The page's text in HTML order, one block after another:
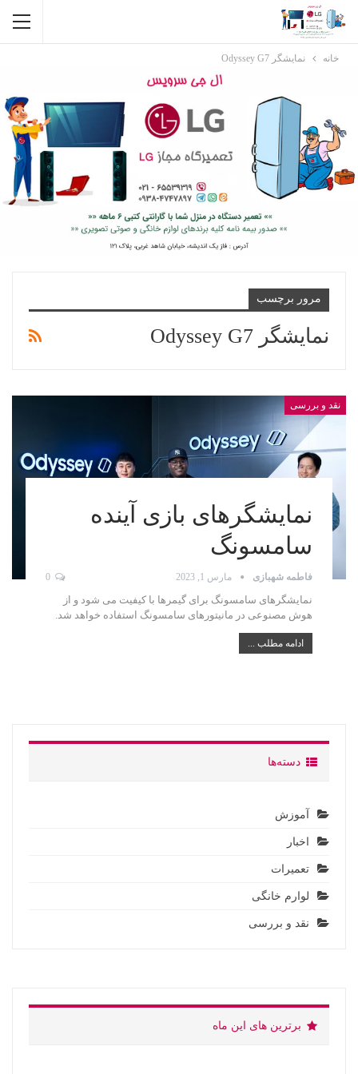
خانه نمایشگر Odyssey G7
مرور برچسب
نمایشگر Odyssey G7
نقد و بررسی
نمایشگرهای بازی آینده
سامسونگ
فاطمه شهبازی مارس 1, 2023 0
نمایشگرهای سامسونگ برای گیمرها با کیفیت می شود و از
هوش مصنوعی در مانیتورهای سامسونگ استفاده خواهد شد.
ادامه مطلب ...
دسته‌ها
آموزش
اخبار
تعمیرات
لوارم خانگی
نقد و بررسی
برترین های این ماه